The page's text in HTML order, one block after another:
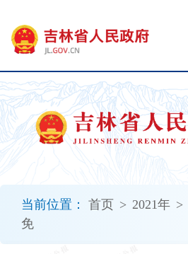
当前位置： 首页 > 2021年 >
免
开
无
障
碍
说
明
加